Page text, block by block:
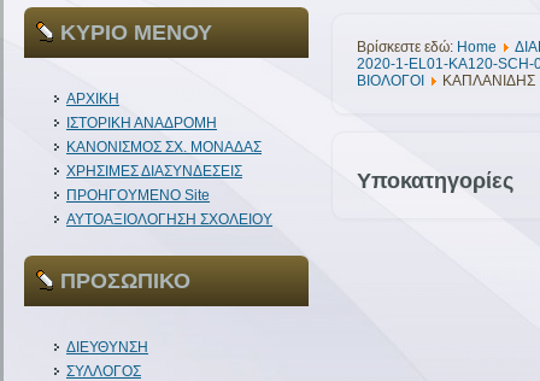
ΚΥΡΙΟ ΜΕΝΟΥ
ΑΡΧΙΚΗ
ΙΣΤΟΡΙΚΗ ΑΝΑΔΡΟΜΗ
ΚΑΝΟΝΙΣΜΟΣ ΣΧ. ΜΟΝΑΔΑΣ
ΧΡΗΣΙΜΕΣ ΔΙΑΣΥΝΔΕΣΕΙΣ
ΠΡΟΗΓΟΥΜΕΝΟ Site
ΑΥΤΟΑΞΙΟΛΟΓΗΣΗ ΣΧΟΛΕΙΟΥ
ΠΡΟΣΩΠΙΚΟ
ΔΙΕΥΘΥΝΣΗ
ΣΥΛΛΟΓΟΣ
Βρίσκεστε εδώ: Home
2020-1-EL01-KA120-SCH-
ΒΙΟΛΟΓΟΙ
ΚΑΠΛΑΝΙΔΗΣ
Υποκατηγορίες